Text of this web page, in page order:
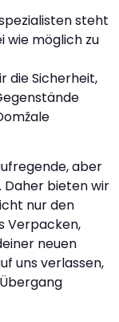
steht
wie möglich zu
die Sicherheit,
aber
Daher bieten wir
nur den
Verpacken,
neuen
uns verlassen,